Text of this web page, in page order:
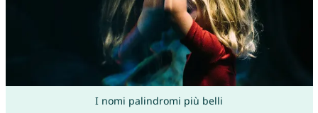
I nomi palindromi più belli